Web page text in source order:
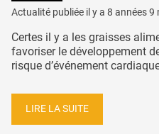
Actualité publiée il y a 8 années 9
Certes il y a les graisses
favoriser le développement
risque d’événement
LIRE LA SUITE